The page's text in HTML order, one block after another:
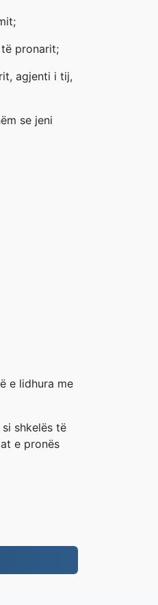
pronarit;
agjenti i tij,
se jeni
e lidhura me
shkelës të
e pronës